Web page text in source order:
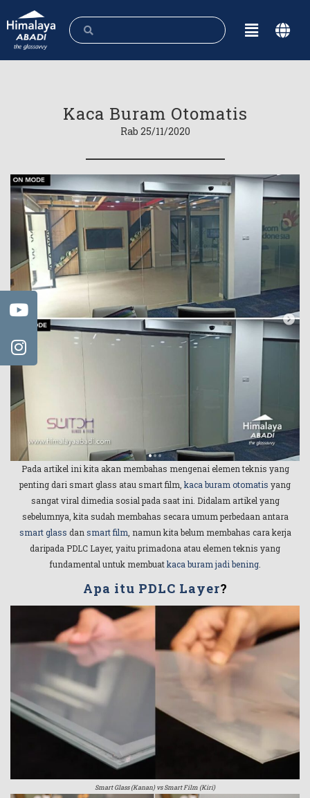
Kaca Buram Otomatis
Rab 25/11/2020
Pada artikel ini kita akan membahas mengenai elemen teknis yang
penting dari smart glass atau smart film, kaca buram otomatis yang
sangat viral dimedia sosial pada saat ini. Didalam artikel yang
sebelumnya, kita sudah membahas secara umum perbedaan antara
smart glass dan smart film , namun kita belum membahas cara kerja
daripada PDLC Layer, yaitu primadona atau elemen teknis yang
fundamental untuk membuatkaca buram jadi bening
Apa itu PDLC Layer?
Smart Glass (Kanan) vs Smart Film (Kiri)